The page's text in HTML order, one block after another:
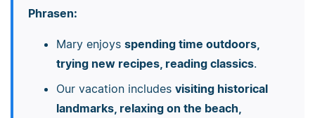
Phrasen:
Mary enjoys spending time outdoors,
trying new recipes, reading classics.
Our vacation includes visiting historical
landmarks, relaxing on the beach,